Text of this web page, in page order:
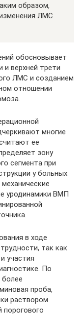
образом,
ЛМС
обосновывает
и верхней трети
ЛМС и созданием
отношении
многие
ее
зону
сегмента при
у больных
уродинамики ВМП
в ходе
так как
участия
По
проба,
раствором
порогового